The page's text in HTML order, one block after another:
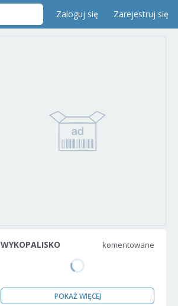
Zaloguj się Zarejestruj się
WYKOPALISKO komentowane
POKAŻ WIĘCEJ